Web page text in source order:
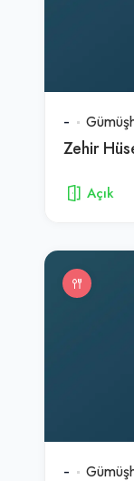
-
Zehir
Açık
-